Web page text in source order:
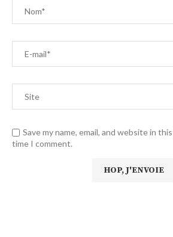
Save my name, email, and website in
time I comment.